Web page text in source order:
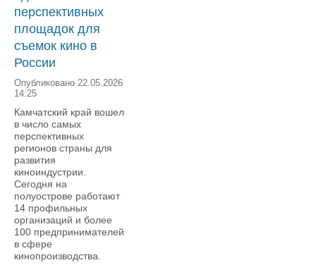
перспективных
площадок для
съемок кино в
России
Опубликовано 22.05.2026
14:25
Камчатский край вошел
в число самых
перспективных
регионов страны для
развития
киноиндустрии.
Сегодня на
полуострове работают
14 профильных
организаций и более
100 предпринимателей
в сфере
кинопроизводства.